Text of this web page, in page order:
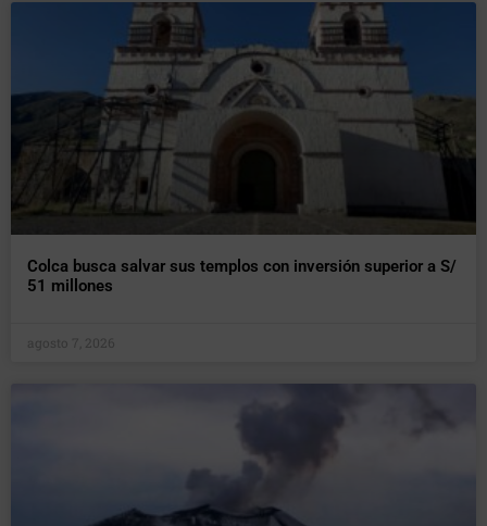
Colca busca salvar sus templos con inversión superior a S/
51 millones
agosto 7, 2026